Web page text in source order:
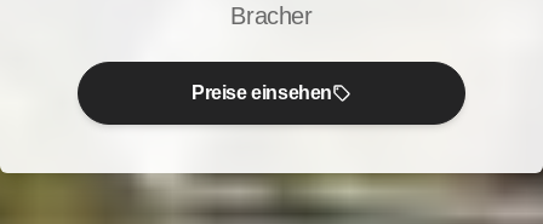
Bracher
Preise einsehen